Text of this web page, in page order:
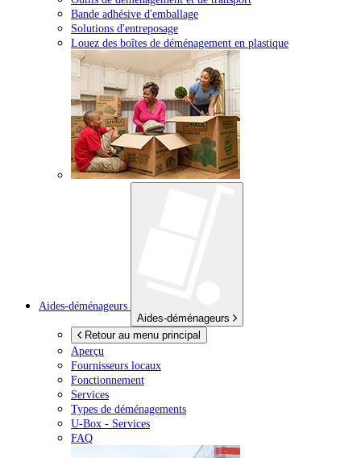
Bande adhésive d'emballage
Solutions d'entreposage
Louez des boîtes de déménagement en plastique
Aides-déménageurs
Aides-déménageurs
Retour au menu principal
Aperçu
Fournisseurs locaux
Fonctionnement
Services
Types de déménagements
U-Box - Services
FAQ